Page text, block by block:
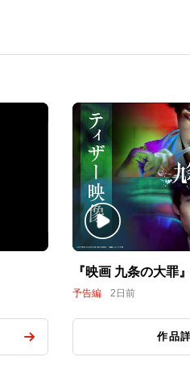
『映画 九条の大罪
予告編 2日前
作品